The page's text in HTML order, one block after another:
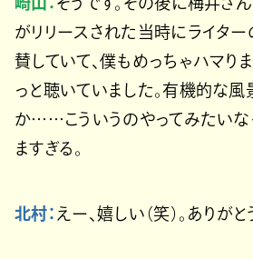
がリリースされた当時にライタ
賛していて、僕もめっちゃハマり
っと聴いていました。有機的な風
か……こういうのやってみたいな
ますぎる。
北村： えー、嬉しい（笑）。ありがと